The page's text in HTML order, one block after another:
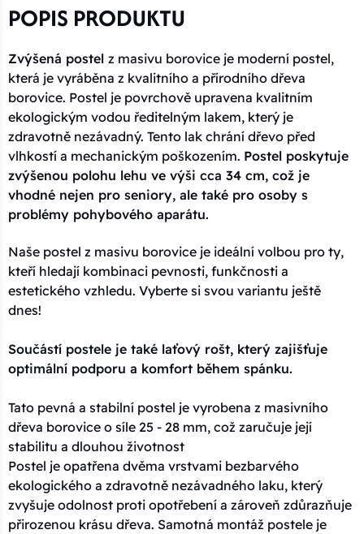
POPIS PRODUKTU
Zvýšená postel z masivu borovice je moderní postel,
která je vyráběna z kvalitního a přírodního dřeva
borovice. Postel je povrchově upravena kvalitním
ekologickým vodou ředitelným lakem, který je
zdravotně nezávadný. Tento lak chrání dřevo před
vlhkostí a mechanickým poškozením. Postel poskytuje
zvýšenou polohu lehu ve výši cca 34 cm, což je
vhodné nejen pro seniory, ale také pro osoby s
problémy pohybového aparátu.
Naše postel z masivu borovice je ideální volbou pro ty,
kteří hledají kombinaci pevnosti, funkčnosti a
estetického vzhledu. Vyberte si svou variantu ještě
dnes!
Součástí postele je také laťový rošt, který zajišťuje
optimální podporu a komfort během spánku.
Tato pevná a stabilní postel je vyrobena z masivního
dřeva borovice o síle 25 - 28 mm, což zaručuje její
stabilitu a dlouhou životnost
Postel je opatřena dvěma vrstvami bezbarvého
ekologického a zdravotně nezávadného laku, který
zvyšuje odolnost proti opotřebení a zároveň zdůrazňuje
přirozenou krásu dřeva. Samotná montáž postele je